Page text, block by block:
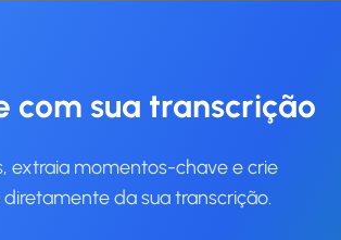
com sua transcrição
extraia momentos-chave e crie
da sua transcrição.